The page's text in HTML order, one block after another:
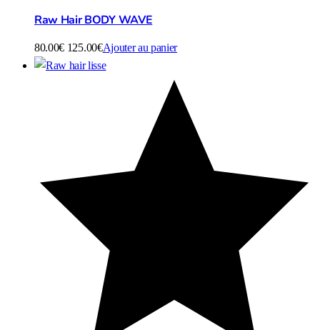
Raw Hair BODY WAVE
80.00€ 125.00€Ajouter au panier